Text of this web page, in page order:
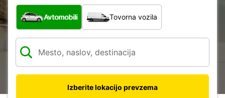
Katera vrsta vozila?
Avtomobili Tovorna vozila
Izberite lokacijo prevzema